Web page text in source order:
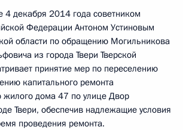
4 декабря 2014 года советником
Федерации Антоном Устиновым
области по обращению Могильникова
из города Твери Тверской
принятие мер по переселению
капитального ремонта
жилого дома 47 по улице Двор
Твери, обеспечив надлежащие условия
проведения ремонта.